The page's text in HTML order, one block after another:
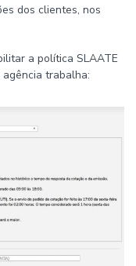
dos clientes, nos
a política SLAATE
trabalha: